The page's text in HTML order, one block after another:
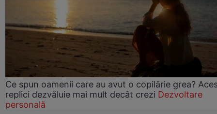
Ce spun oamenii care au avut o copilărie grea?
replici dezvăluie mai mult decât crezi Dezvoltare
personală